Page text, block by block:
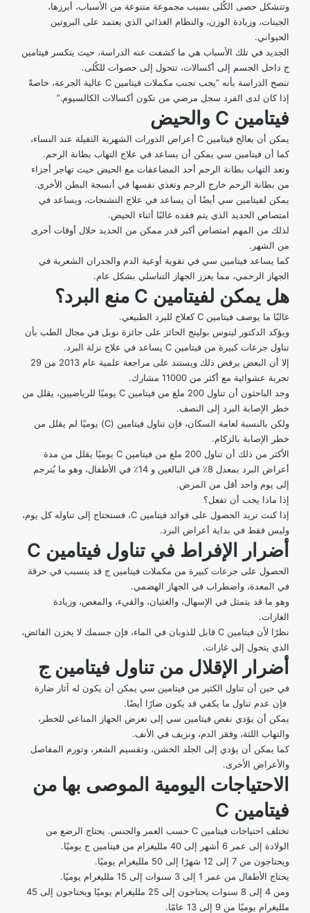
وتتشكل حصى الكُلى بسبب مجموعة متنوعة من الأسباب، أبرزها،
الجينات، وزيادة الوزن، والنظام الغذائي الذي يعتمد على البروتين
الحيواني.
الجديد في تلك الأسباب هي ما كشفت عنه الدراسة، حيث يتكسر فيتامين
ج داخل الجسم إلى أكسالات، تتحول إلى حصوات للكُلى.
تنصح الدراسة بأنه “يجب تجنب مكملات فيتامين C عالية الجرعة، خاصةً
إذا كان لدى الفرد سجل مرضي من تكون أكسالات الكالسيوم.”
فيتامين C والحيض
يمكن أن يعالج فيتامين C
أعراض الدورات الشهرية الثقيلة عند النساء،
كما أن فيتامين سي يمكن أن يساعد في علاج التهاب بطانة الرحم.
وتعد التهاب بطانة الرحم أحد المضاعفات مع الحيض حيث تهاجر أجزاء
من بطانة الرحم خارج الرحم وتغذي نفسها في أنسجة البطن الأخرى.
يمكن لفيتامين سي أيضًا أن يساعد في علاج التشنجات، ويساعد في
امتصاص الحديد الذي يتم فقده غالبًا أثناء الحيض.
لذلك من المهم امتصاص أكبر قدر ممكن من الحديد خلال أوقات أخرى
من الشهر.
كما يساعد فيتامين سي في تقوية أوعية الدم والجدران الشعرية في
الجهاز الرحمي، مما يعزز الجهاز التناسلي بشكل عام.
هل يمكن لفيتامين C منع البرد؟
غالبًا ما يوصف فيتامين C كعلاج للبرد الطبيعي.
ويؤكد الدكتور لينوس بولينج الحائز على جائزة نوبل في مجال الطب بأن
تناول جرعات كبيرة من فيتامين C يساعد في علاج نزلة البرد.
إلا أن البعض يرفض ذلك ويستند على مراجعة علمية
عام 2013 من 29
تجربة عشوائية مع أكثر من 11000 مشارك.
وجد الباحثون أن تناول 200 ملغ من فيتامين C يوميًا للرياضيين، يقلل من
خطر الإصابة البرد إلى النصف.
ولكن بالنسبة لعامة السكان، فإن تناول فيتامين (C) يوميًا لم يقلل من
خطر الإصابة بالزكام.
الأكثر من ذلك أن تناول 200 ملغ من فيتامين C يوميًا يقلل من مدة
أعراض البرد بمعدل 8٪ في البالغين و 14٪ في الأطفال، وهو ما يُترجم
إلى يوم واحد أقل من المرض.
إذا ماذا يجب أن تفعل؟
إذا كنت تريد الحصول على فوائد فيتامين C، فستحتاج إلى تناوله كل يوم،
وليس فقط في بداية أعراض البرد.
أضرار الإفراط في تناول فيتامين C
الحصول على جرعات كبيرة من مكملات فيتامين ج قد يتسبب في حرقة
في المعدة، واضطراب في الجهاز الهضمي.
وهو ما قد يتمثل في الإسهال، والغثيان، والقيء، والمغص، وزيادة
الغازات.
نظرًا لأن فيتامين C قابل للذوبان في الماء، فإن جسمك لا يخزن الفائض،
الذي يتحول إلى غازات.
أضرار الإقلال من تناول فيتامين ج
في حين أن تناول الكثير من فيتامين سي يمكن أن يكون له آثار ضارة
فإن عدم تناول ما يكفي قد يكون ضارًا أيضًا.
يمكن أن يؤدي نقص فيتامين سي إلى تعرض الجهاز المناعي للخطر،
والتهاب اللثة، وفقر الدم، ونزيف في الأنف.
كما يمكن أن يؤدي إلى الجلد الخشن، وتقسيم الشعر، وتورم المفاصل
والأعراض الأخرى.
الاحتياجات اليومية الموصى بها من
فيتامين C
تختلف احتياجات فيتامين C
حسب العمر والجنس. يحتاج الرضع من
الولادة إلى عمر 6 أشهر إلى 40 ملليغرام من فيتامين ج يوميًا.
ويحتاجون من 7 إلى 12 شهرًا إلى 50 ملليغرام يوميًا.
يحتاج الأطفال من عمر 1 إلى 3 سنوات إلى 15 ملليغرام يوميًا.
ومن 4 إلى 8 سنوات يحتاجون إلى 25 ملليغرام يوميًا ويحتاجون إلى 45
ملليغرام يوميًا من 9 إلى 13 عامًا.